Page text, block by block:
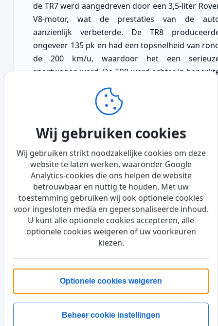
de TR7 werd aangedreven door een 3,5-liter
V8-motor, wat de prestaties van de
aanzienlijk verbeterde. De TR8
ongeveer 135 pk en had een topsnelheid van
de 200 km/u, waardoor het een
sportwagen werd. De TR8 werd echter in
aantallen geproduceerd en was
beschikbaar in de Verenigde Staten. Hij
positieve recensies vanwege de
Triumph die nooit echt een kans kreeg"
de korte productierun.
De Erfenis van de Triumph TR7
Kwaliteitsproblemen ondermijnden het imago
de auto’s in de markt. Dit was vooral het
van arbeidsconflicten (sabotage door
vakbondsleden en onervaren personeel bij
Speke fabriek). De kwaliteit werd beter toen
productie werd verplaatst naar Canley en
Solihull, maar het was te laat om de reputatie
redden. In totaal werden 112.368 hardtop
TR8-en. In het kader van een rationalisering van
Wij gebruiken cookies
Wij gebruiken strikt noodzakelijke cookies om deze
website te laten werken, waaronder Google
Analytics-cookies die ons helpen de website
betrouwbaar en nuttig te houden. Met uw
toestemming gebruiken wij ook optionele cookies
voor ingesloten media en gepersonaliseerde inhoud.
U kunt alle optionele cookies accepteren, alle
optionele cookies weigeren of uw voorkeuren
kiezen.
Optionele cookies weigeren
Beheer cookie instellingen